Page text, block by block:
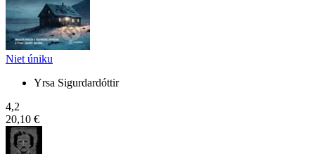
Niet úniku
Yrsa Sigurdardóttir
4,2
20,10 €